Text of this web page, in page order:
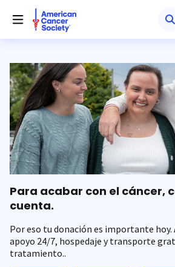
hacia
contenido
Para acabar con el cáncer,
cuenta.
Por eso tu donación es importante hoy.
apoyo 24/7, hospedaje y transporte
tratamiento..